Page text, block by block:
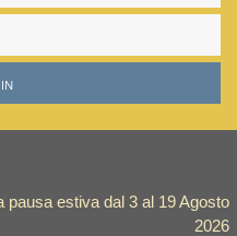
pausa estiva dal 3 al 19 Agosto
2026